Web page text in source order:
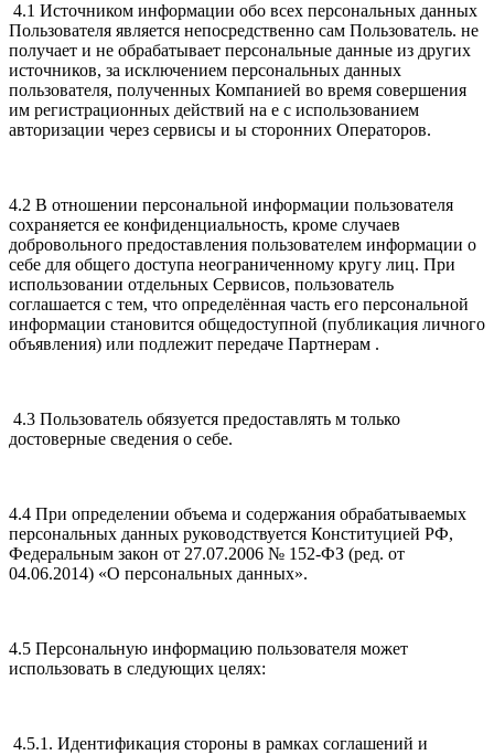
4.1 Источником информации обо всех персональных данных
Пользователя является непосредственно сам Пользователь. не
получает и не обрабатывает персональные данные из других
источников, за исключением персональных данных
пользователя, полученных Компанией во время совершения
им регистрационных действий на е с использованием
авторизации через сервисы и ы сторонних Операторов.
4.2 В отношении персональной информации пользователя
сохраняется ее конфиденциальность, кроме случаев
добровольного предоставления пользователем информации о
себе для общего доступа неограниченному кругу лиц. При
использовании отдельных Сервисов, пользователь
соглашается с тем, что определённая часть его персональной
информации становится общедоступной (публикация личного
объявления) или подлежит передаче Партнерам .
4.3 Пользователь обязуется предоставлять м только
достоверные сведения о себе.
4.4 При определении объема и содержания обрабатываемых
персональных данных руководствуется Конституцией РФ,
Федеральным закон от 27.07.2006 № 152-ФЗ (ред. от
04.06.2014) «О персональных данных».
4.5 Персональную информацию пользователя может
использовать в следующих целях:
4.5.1. Идентификация стороны в рамках соглашений и